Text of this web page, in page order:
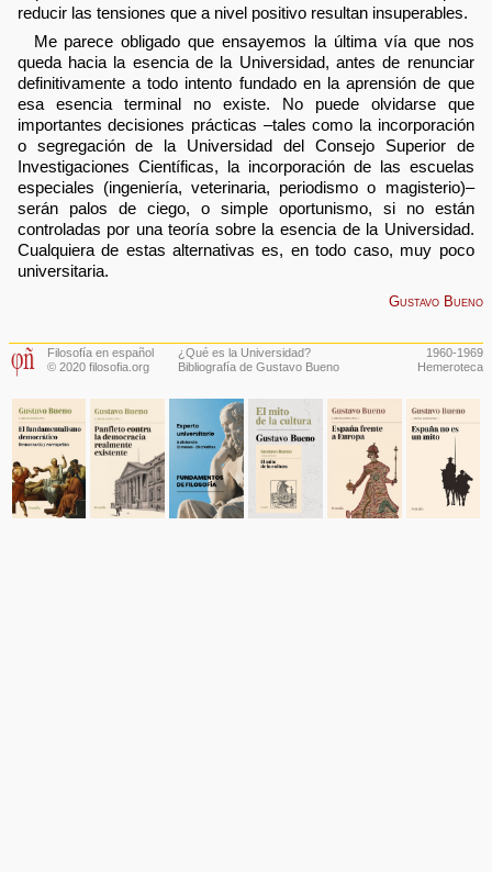
reducir las tensiones que a nivel positivo resultan insuperables.
Me parece obligado que ensayemos la última vía que nos
queda hacia la esencia de la Universidad, antes de renunciar
definitivamente a todo intento fundado en la aprensión de que
esa esencia terminal no existe. No puede olvidarse que
importantes decisiones prácticas –tales como la incorporación
o segregación de la Universidad del Consejo Superior de
Investigaciones Científicas, la incorporación de las escuelas
especiales (ingeniería, veterinaria, periodismo o magisterio)–
serán palos de ciego, o simple oportunismo, si no están
controladas por una teoría sobre la esencia de la Universidad.
Cualquiera de estas alternativas es, en todo caso, muy poco
universitaria.
Gustavo Bueno
Filosofía en español
© 2020 filosofia.org
¿Qué es la Universidad?
Bibliografía de Gustavo Bueno
1960-1969
Hemeroteca